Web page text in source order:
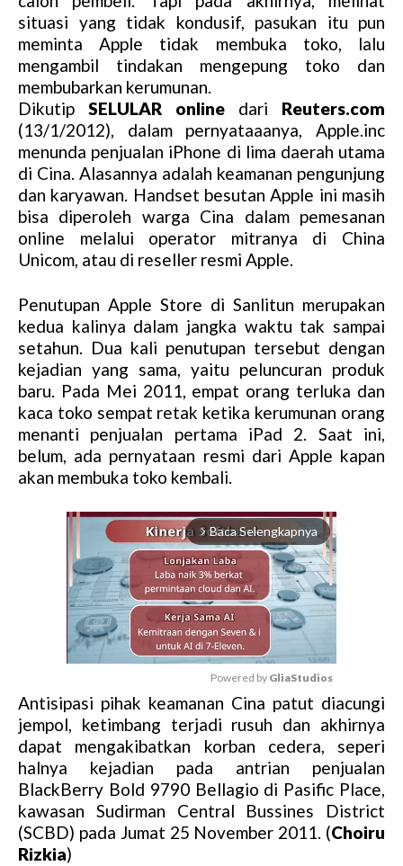
situasi yang tidak kondusif, pasukan itu pun
meminta Apple tidak membuka toko, lalu
mengambil tindakan mengepung toko dan
membubarkan kerumunan.
Dikutip SELULAR online dari Reuters.com
(13/1/2012), dalam pernyataaanya, Apple.inc
menunda penjualan iPhone di lima daerah utama
di Cina. Alasannya adalah keamanan pengunjung
dan karyawan. Handset besutan Apple ini masih
bisa diperoleh warga Cina dalam pemesanan
online melalui operator mitranya di China
Unicom, atau di reseller resmi Apple.
Penutupan Apple Store di Sanlitun merupakan
kedua kalinya dalam jangka waktu tak sampai
setahun. Dua kali penutupan tersebut dengan
kejadian yang sama, yaitu peluncuran produk
baru. Pada Mei 2011, empat orang terluka dan
kaca toko sempat retak ketika kerumunan orang
menanti penjualan pertama iPad 2. Saat ini,
belum, ada pernyataan resmi dari Apple kapan
akan membuka toko kembali.
arrow_forward_ios Baca Selengkapnya
M
t
e
Powered by GliaStudios
Antisipasi pihak keamanan Cina patut diacungi
jempol, ketimbang terjadi rusuh dan akhirnya
dapat mengakibatkan korban cedera, seperi
halnya kejadian pada antrian penjualan
BlackBerry Bold 9790 Bellagio di Pasific Place,
kawasan Sudirman Central Bussines District
(SCBD) pada Jumat 25 November 2011. (Choiru
Rizkia)